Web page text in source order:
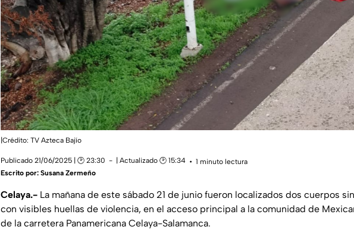
|Crédito: TV Azteca Bajío
Publicado 21/06/2025 | 🕑 23:30 | Actualizado 🕑 15:34
1 minuto lectura
Escrito por: Susana Zermeño
Celaya.- La mañana de este sábado 21 de junio fueron localizados dos cuerpos
con visibles huellas de violencia, en el acceso principal a la comunidad de
de la carretera Panamericana Celaya-Salamanca.